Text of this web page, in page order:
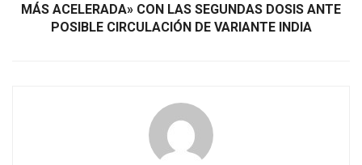
MÁS ACELERADA» CON LAS SEGUNDAS DOSIS ANTE
POSIBLE CIRCULACIÓN DE VARIANTE INDIA